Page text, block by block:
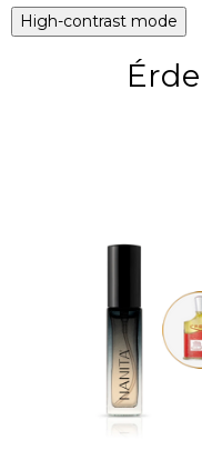
High-contrast mode